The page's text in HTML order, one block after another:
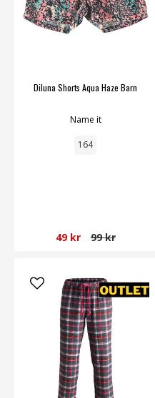
Diluna Shorts Aqua Haze Barn
Name it
164
49 kr 99 kr